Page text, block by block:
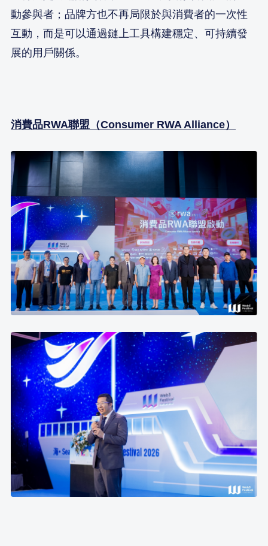
動參與者；品牌方也不再局限於與消費者的一次性
互動，而是可以通過鏈上工具構建穩定、可持續發
展的用戶關係。
消費品RWA聯盟（Consumer RWA Alliance）